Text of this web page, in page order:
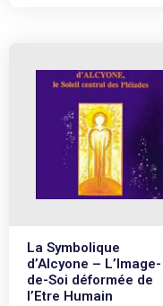
La Symbolique
d’Alcyone – L’Image-
de-Soi déformée de
l’Etre Humain